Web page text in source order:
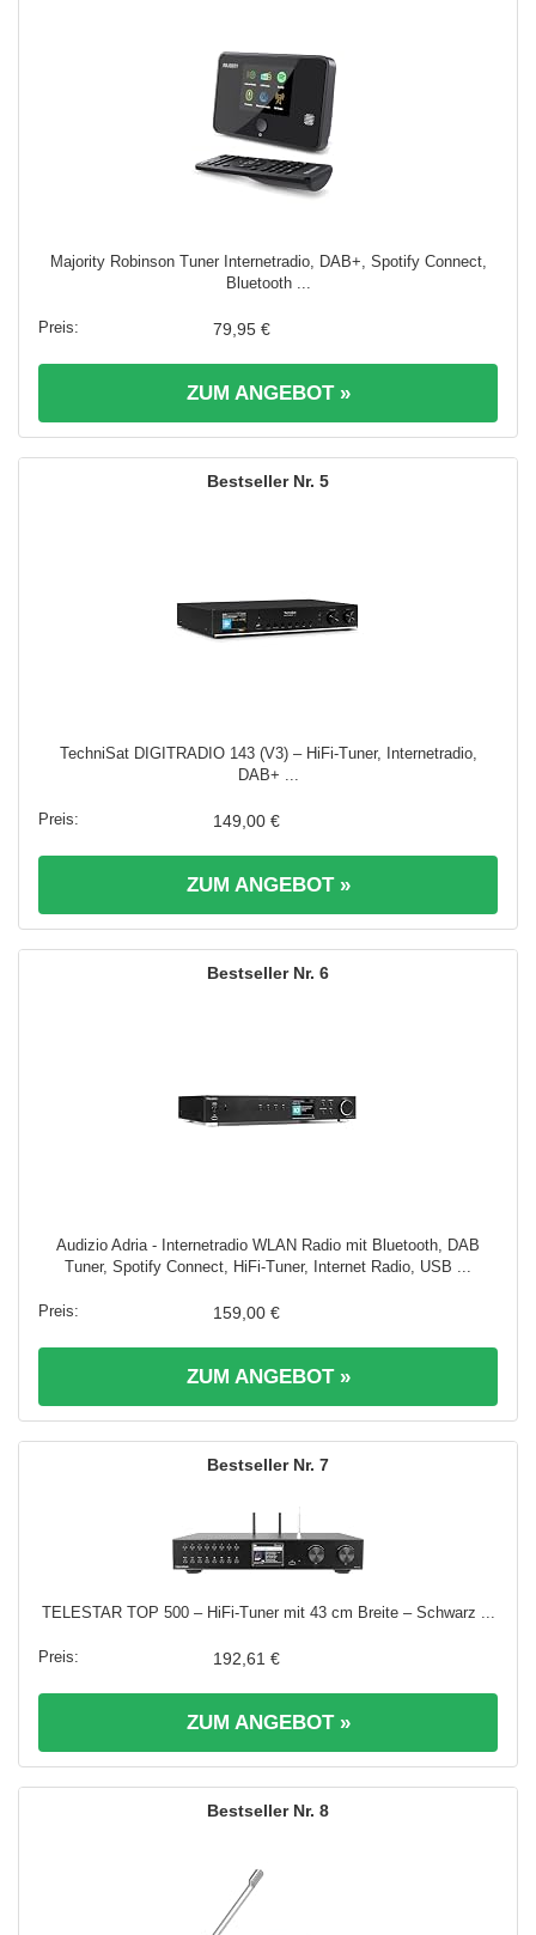
Majority Robinson Tuner Internetradio, DAB+, Spotify Connect,
Bluetooth ...
79,95 €
ZUM ANGEBOT »
5
TechniSat DIGITRADIO 143 (V3) – HiFi-Tuner, Internetradio,
DAB+ ...
149,00 €
ZUM ANGEBOT »
6
Audizio Adria - Internetradio WLAN Radio mit Bluetooth, DAB
Tuner, Spotify Connect, HiFi-Tuner, Internet Radio, USB ...
159,00 €
ZUM ANGEBOT »
7
TELESTAR TOP 500 – HiFi-Tuner mit 43 cm Breite – Schwarz ...
192,61 €
ZUM ANGEBOT »
8